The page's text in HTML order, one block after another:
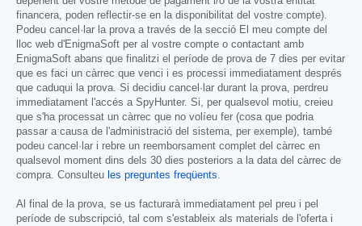
financera, poden reflectir-se en la disponibilitat del vostre compte).
Podeu cancel·lar la prova a través de la secció El meu compte del
lloc web d'EnigmaSoft per al vostre compte o contactant amb
EnigmaSoft abans que finalitzi el període de prova de 7 dies per evitar
que es faci un càrrec que venci i es processi immediatament després
que caduqui la prova. Si decidiu cancel·lar durant la prova, perdreu
immediatament l'accés a SpyHunter. Si, per qualsevol motiu, creieu
que s'ha processat un càrrec que no volíeu fer (cosa que podria
passar a causa de l'administració del sistema, per exemple), també
podeu cancel·lar i rebre un reemborsament complet del càrrec en
qualsevol moment dins dels 30 dies posteriors a la data del càrrec de
compra. Consulteu les preguntes freqüents.
Al final de la prova, se us facturarà immediatament pel preu i pel
període de subscripció, tal com s'estableix als materials de l'oferta i